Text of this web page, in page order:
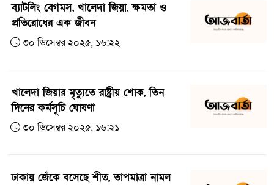
ব্যাটলিং বেগমস, খালেদা জিয়া, ক্ষমতা ও
প্রতিরোধের এক জীবন
৩০ ডিসেম্বর ২০২৫, ১৬:২২
খালেদা জিয়ার মৃত্যুতে রাষ্ট্রীয় শোক, তিন
দিনের কর্মসূচি ঘোষণা
৩০ ডিসেম্বর ২০২৫, ১৬:২১
ঢাকায় জেঁকে বসেছে শীত, তাপমাত্রা নামল